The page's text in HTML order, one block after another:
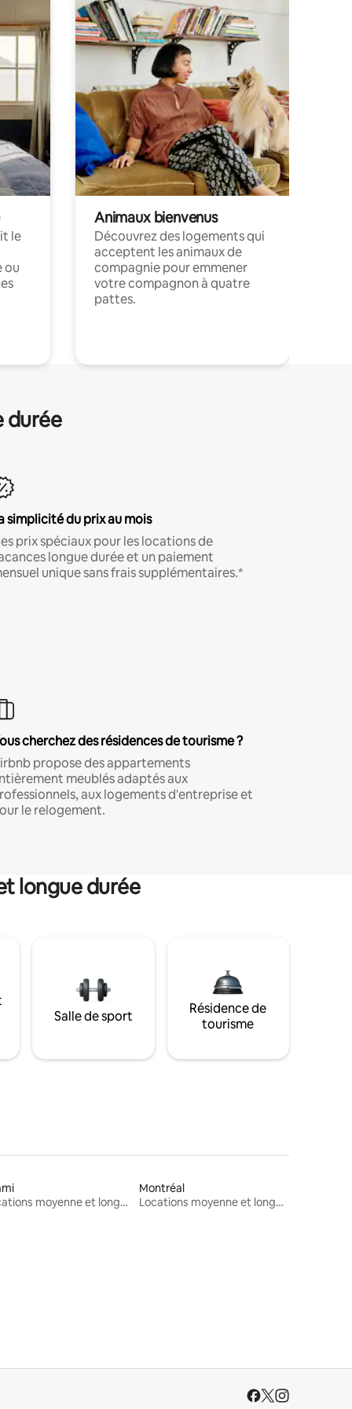
le
ou
Animaux bienvenus
Découvrez des logements qui
acceptent les animaux de
compagnie pour emmener
votre compagnon à quatre
pattes.
durée
simplicité du prix au mois
prix spéciaux pour les locations de
longue durée et un paiement
unique sans frais supplémentaires.*
cherchez des résidences de tourisme ?
propose des appartements
meublés adaptés aux
aux logements d'entreprise et
le relogement.
longue durée
Salle de sport
Résidence de
tourisme
Locations moyenne et longue durée
Montréal
Locations moyenne et longue durée